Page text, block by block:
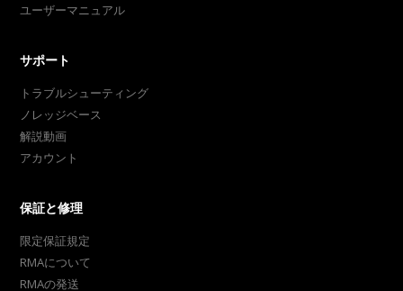
ユーザーマニュアル
サポート
トラブルシューティング
ノレッジベース
解説動画
アカウント
保証と修理
限定保証規定
RMAについて
RMAの発送